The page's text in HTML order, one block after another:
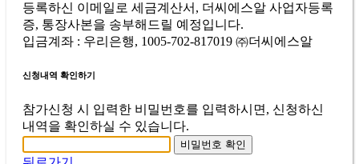
등록하신 이메일로 세금계산서, 더씨에스알 사업자등록
증, 통장사본을 송부해드릴 예정입니다.
입금계좌 : 우리은행, 1005-702-817019 ㈜더씨에스알
신청내역 확인하기
참가신청 시 입력한 비밀번호를 입력하시면, 신청하신
내역을 확인하실 수 있습니다.
비밀번호 확인